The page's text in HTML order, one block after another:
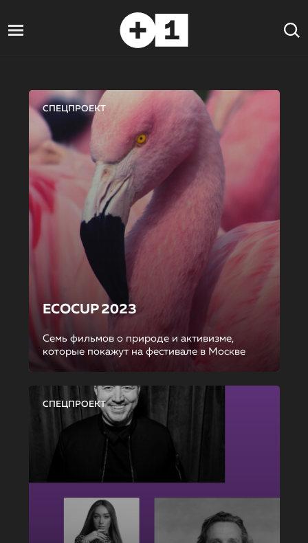
СПЕЦПРОЕКТ
ECOCUP 2023
Семь фильмов о природе и активизме,
которые покажут на фестивале в Москве
СПЕЦПРОЕКТ